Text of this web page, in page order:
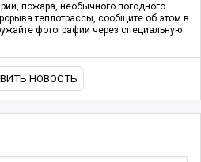
пожара, необычного погодного
теплотрассы, сообщите об этом в
фотографии через специальную
НОВОСТЬ